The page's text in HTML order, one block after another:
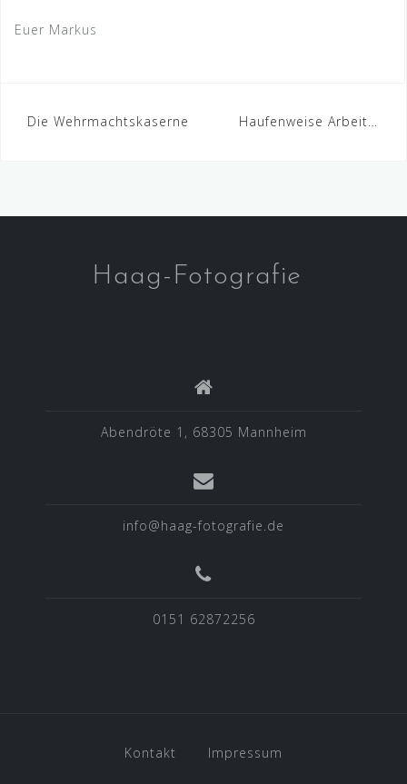
Euer Markus
Beitragsnavigation
Die Wehrmachtskaserne Haufenweise Arbeit…
Haag-Fotografie
Abendröte 1, 68305 Mannheim
info@haag-fotografie.de
0151 62872256
Kontakt Impressum